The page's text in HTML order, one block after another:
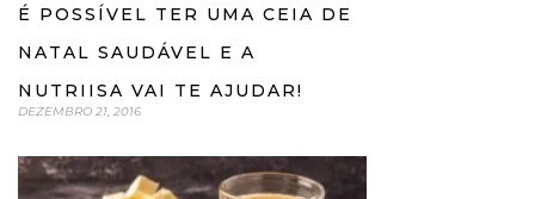
É POSSÍVEL TER UMA CEIA DE
NATAL SAUDÁVEL E A
NUTRIISA VAI TE AJUDAR!
DEZEMBRO 21, 2016